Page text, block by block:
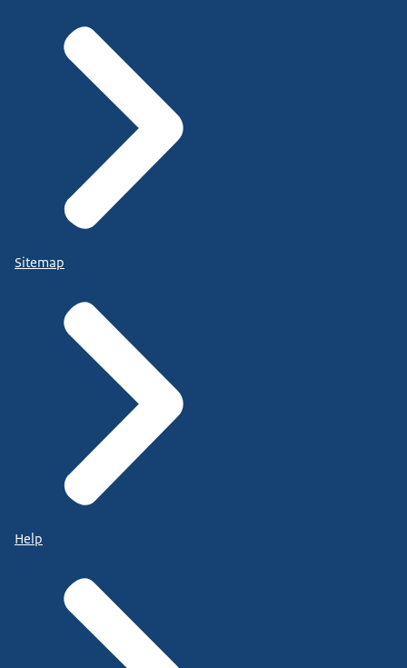
Sitemap
Help